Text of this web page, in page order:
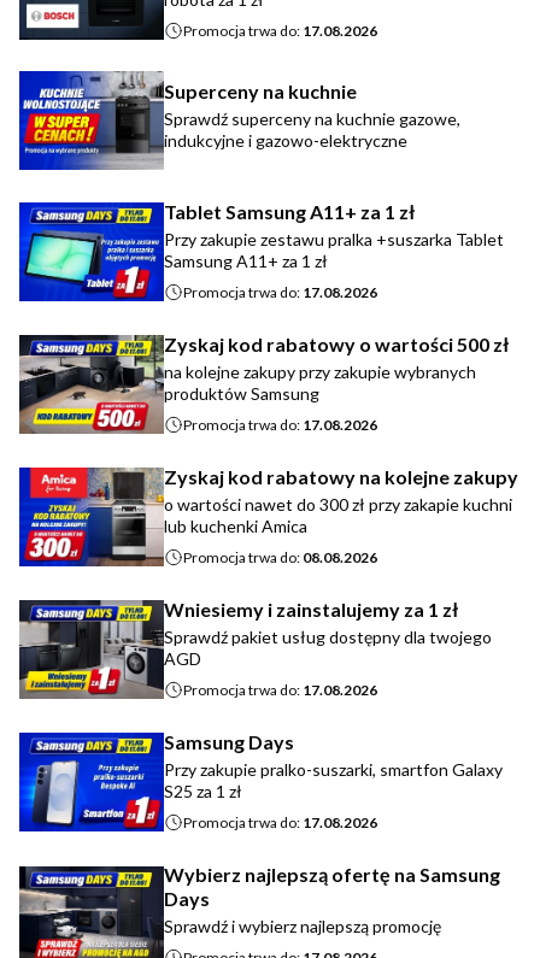
Promocja trwa do: 17.08.2026
Superceny na kuchnie
Sprawdź superceny na kuchnie gazowe,
indukcyjne i gazowo-elektryczne
Tablet Samsung A11+ za 1 zł
Przy zakupie zestawu pralka +suszarka Tablet
Samsung A11+ za 1 zł
Promocja trwa do: 17.08.2026
Zyskaj kod rabatowy o wartości 500 zł
na kolejne zakupy przy zakupie wybranych
produktów Samsung
Promocja trwa do: 17.08.2026
Zyskaj kod rabatowy na kolejne zakupy
o wartości nawet do 300 zł przy zakapie kuchni
lub kuchenki Amica
Promocja trwa do: 08.08.2026
Wniesiemy i zainstalujemy za 1 zł
Sprawdź pakiet usług dostępny dla twojego
AGD
Promocja trwa do: 17.08.2026
Samsung Days
Przy zakupie pralko-suszarki, smartfon Galaxy
S25 za 1 zł
Promocja trwa do: 17.08.2026
Wybierz najlepszą ofertę na Samsung
Days
Sprawdź i wybierz najlepszą promocję